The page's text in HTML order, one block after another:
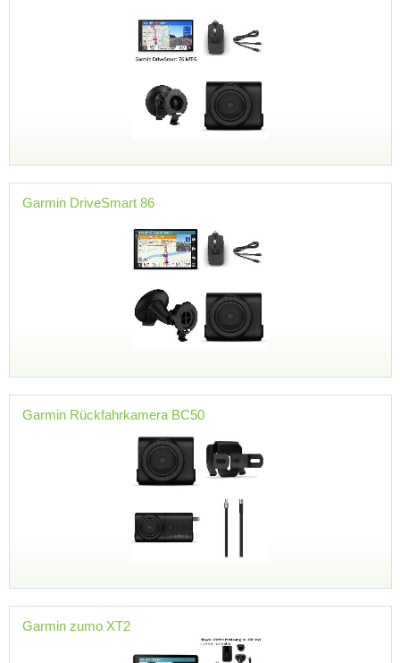
Garmin DriveSmart 86
Garmin Rückfahrkamera BC50
Garmin zumo XT2